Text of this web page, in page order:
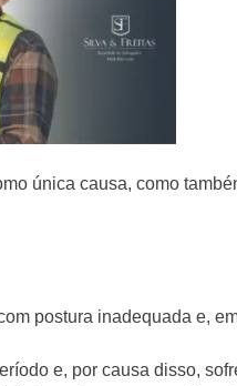
única causa, como
postura inadequada e,
e, por causa disso,